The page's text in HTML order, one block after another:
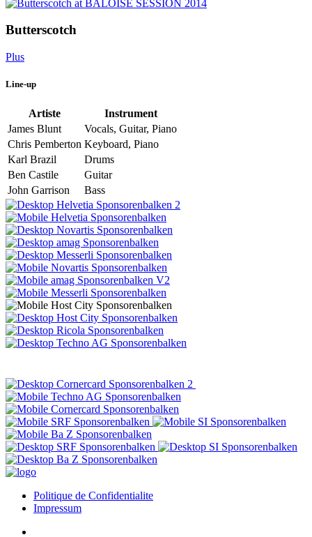
Butterscotch
Plus
Line-up
Artiste
Instrument
James Blunt
Vocals, Guitar, Piano
Chris Pemberton Keyboard, Piano
Karl Brazil
Drums
Ben Castile
Guitar
John Garrison
Bass
Politique de Confidentialite
Impressum